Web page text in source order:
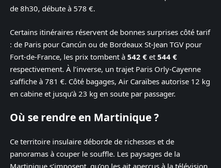
de 8h30, débute à 578 €.
Certains itinéraires réservent de bonnes surprises côté tarif
: de Paris pour Cancún ou de Bordeaux St-Jean TGV pour
Fort-de-France, les prix tombent à 542 € et 544 €
respectivement. À l’inverse, un trajet Paris Orly-Cayenne
s’affiche à 781 €. Côté bagages, Air Caraïbes autorise 12 kg
en cabine et jusqu’à 23 kg en soute par passager.
Où se rendre en Martinique ?
Ce territoire insulaire déborde de richesses et de
panoramas à couper le souffle. Les paysages de la
Martinique s’imposent, qu’on les ait aperçus à la télévision